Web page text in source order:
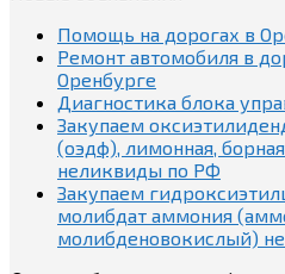
Помощь на дорогах в
Ремонт автомобиля в
Оренбурге
Диагностика блока
Закупаем
(оэдф), лимонная,
неликвиды по РФ
Закупаем
молибдат аммония
молибденовокислый)